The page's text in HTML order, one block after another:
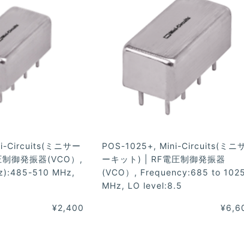
Circuits(ミニサー
御発振器(VCO）,
510 MHz,
¥2,400
POS-1025+, Mini-Circuits(ミニ
ーキット) | RF電圧制御発振器
(VCO）, Frequency:685 to 1025
MHz, LO level:8.5